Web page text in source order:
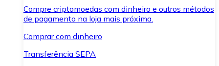
Compre criptomoedas com dinheiro e outros métodos
de pagamento na loja mais próxima.
Comprar com dinheiro
Transferência SEPA